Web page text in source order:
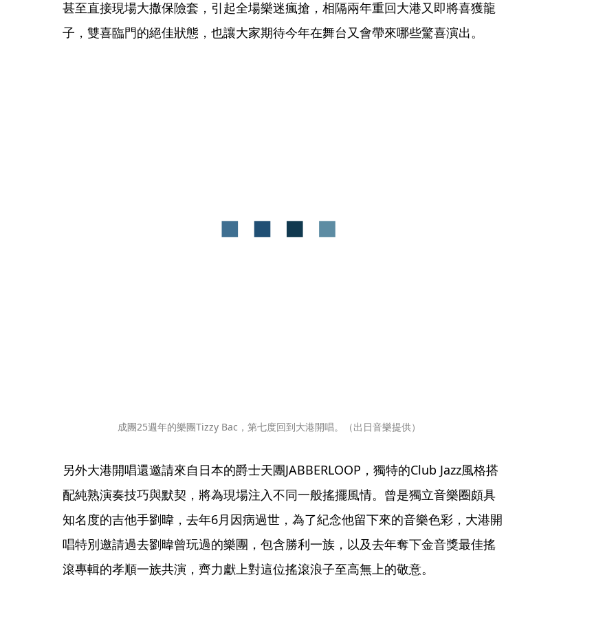
甚至直接現場大撒保險套，引起全場樂迷瘋搶，相隔兩年重回大港又即將喜獲龍
子，雙喜臨門的絕佳狀態，也讓大家期待今年在舞台又會帶來哪些驚喜演出。
成團25週年的樂團Tizzy Bac，第七度回到大港開唱。（出日音樂提供）
另外大港開唱還邀請來自日本的爵士天團JABBERLOOP，獨特的Club Jazz風格搭
配純熟演奏技巧與默契，將為現場注入不同一般搖擺風情。曾是獨立音樂圈頗具
知名度的吉他手劉暐，去年6月因病過世，為了紀念他留下來的音樂色彩，大港開
唱特別邀請過去劉暐曾玩過的樂團，包含勝利一族，以及去年奪下金音獎最佳搖
滾專輯的孝順一族共演，齊力獻上對這位搖滾浪子至高無上的敬意。